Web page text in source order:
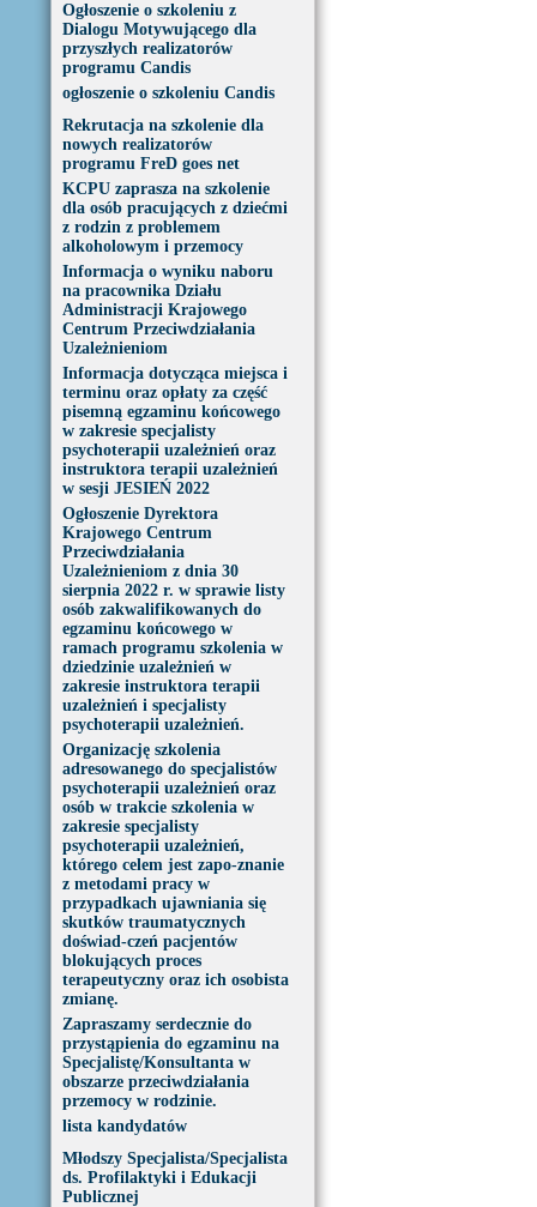
Ogłoszenie o szkoleniu z
Dialogu Motywującego dla
przyszłych realizatorów
programu Candis
ogłoszenie o szkoleniu Candis
Rekrutacja na szkolenie dla
nowych realizatorów
programu FreD goes net
KCPU zaprasza na szkolenie
dla osób pracujących z dziećmi
z rodzin z problemem
alkoholowym i przemocy
Informacja o wyniku naboru
na pracownika Działu
Administracji Krajowego
Centrum Przeciwdziałania
Uzależnieniom
Informacja dotycząca miejsca i
terminu oraz opłaty za część
pisemną egzaminu końcowego
w zakresie specjalisty
psychoterapii uzależnień oraz
instruktora terapii uzależnień
w sesji JESIEŃ 2022
Ogłoszenie Dyrektora
Krajowego Centrum
Przeciwdziałania
Uzależnieniom z dnia 30
sierpnia 2022 r. w sprawie listy
osób zakwalifikowanych do
egzaminu końcowego w
ramach programu szkolenia w
dziedzinie uzależnień w
zakresie instruktora terapii
uzależnień i specjalisty
psychoterapii uzależnień.
Organizację szkolenia
adresowanego do specjalistów
psychoterapii uzależnień oraz
osób w trakcie szkolenia w
zakresie specjalisty
psychoterapii uzależnień,
którego celem jest zapo-znanie
z metodami pracy w
przypadkach ujawniania się
skutków traumatycznych
doświad-czeń pacjentów
blokujących proces
terapeutyczny oraz ich osobista
zmianę.
Zapraszamy serdecznie do
przystąpienia do egzaminu na
Specjalistę/Konsultanta w
obszarze przeciwdziałania
przemocy w rodzinie.
lista kandydatów
Młodszy Specjalista/Specjalista
ds. Profilaktyki i Edukacji
Publicznej